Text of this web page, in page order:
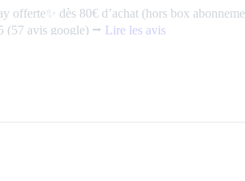
offerte✨ dès 80€ d’achat (hors box
(57 avis google) ⭢ Lire les avis